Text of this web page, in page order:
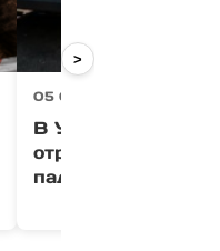
05 Серпня 2026 +03:00
В Ужгороді 11-
отримав перелом
падіння з
>